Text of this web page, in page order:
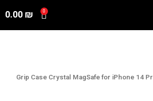
0
0.00₪
Click
Grip Case Crystal MagSafe for iPhone 14